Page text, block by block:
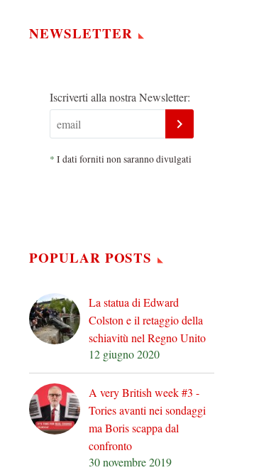
NEWSLETTER
Iscriverti alla nostra Newsletter:
* I dati forniti non saranno divulgati
POPULAR POSTS
La statua di Edward
Colston e il retaggio della
schiavitù nel Regno Unito
12 giugno 2020
A very British week #3 -
Tories avanti nei sondaggi
ma Boris scappa dal
confronto
30 novembre 2019